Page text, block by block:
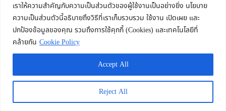
เราให้ความสำคัญกับความเป็นส่วนตัวของผู้ใช้งานเป็นอย่างยิ่ง นโยบาย
ความเป็นส่วนตัวนี้อธิบายถึงวิธีที่เราเก็บรวบรวม ใช้งาน เปิดเผย และ
ปกป้องข้อมูลของคุณ รวมถึงการใช้คุกกี้ (Cookies) และเทคโนโลยีที่
คล้ายกัน Cookie Policy
Reject All
Accept All
©2024 All rights reserved. Beeleaf Honey.